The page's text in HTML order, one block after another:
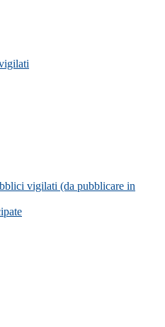
vigilati (da pubblicare in